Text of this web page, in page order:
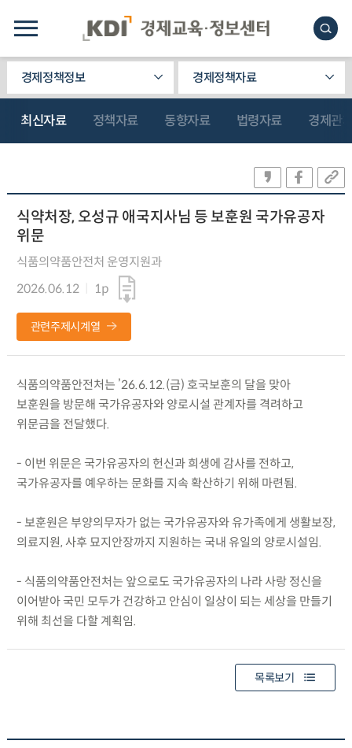
경제정책정보 경제정책자료
최신자료 정책자료 동향자료 법령자료 경제관
식약처장, 오성규 애국지사님 등 보훈원 국가유공자
위문
식품의약품안전처 운영지원과
2026.06.12
1p
관련주제시계열
식품의약품안전처는 ’26.6.12.(금) 호국보훈의 달을 맞아
보훈원을 방문해 국가유공자와 양로시설 관계자를 격려하고
위문금을 전달했다.
- 이번 위문은 국가유공자의 헌신과 희생에 감사를 전하고,
국가유공자를 예우하는 문화를 지속 확산하기 위해 마련됨.
- 보훈원은 부양의무자가 없는 국가유공자와 유가족에게 생활보장,
의료지원, 사후 묘지안장까지 지원하는 국내 유일의 양로시설임.
- 식품의약품안전처는 앞으로도 국가유공자의 나라 사랑 정신을
이어받아 국민 모두가 건강하고 안심이 일상이 되는 세상을 만들기
위해 최선을 다할 계획임.
목록보기